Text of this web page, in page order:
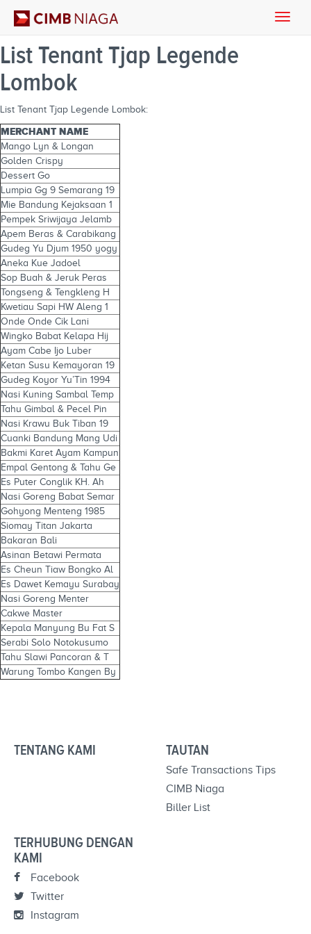
Toggle
List Tenant Tjap Legende
Lombok
List Tenant Tjap Legende Lombok:
MERCHANT NAME
Mango Lyn & Longan
Golden Crispy
Dessert Go
Lumpia Gg 9 Semarang 19
Mie Bandung Kejaksaan 1
Pempek Sriwijaya Jelamb
Apem Beras & Carabikang
Gudeg Yu Djum 1950 yogy
Aneka Kue Jadoel
Sop Buah & Jeruk Peras
Tongseng & Tengkleng H
Kwetiau Sapi HW Aleng 1
Onde Onde Cik Lani
Wingko Babat Kelapa Hij
Ayam Cabe Ijo Luber
Ketan Susu Kemayoran 19
Gudeg Koyor Yu’Tin 1994
Nasi Kuning Sambal Temp
Tahu Gimbal & Pecel Pin
Nasi Krawu Buk Tiban 19
Cuanki Bandung Mang Udi
Bakmi Karet Ayam Kampun
Empal Gentong & Tahu Ge
Es Puter Conglik KH. Ah
Nasi Goreng Babat Semar
Gohyong Menteng 1985
Siomay Titan Jakarta
Bakaran Bali
Asinan Betawi Permata
Es Cheun Tiaw Bongko Al
Es Dawet Kemayu Surabay
Nasi Goreng Menter
Cakwe Master
Kepala Manyung Bu Fat S
Serabi Solo Notokusumo
Tahu Slawi Pancoran & T
Warung Tombo Kangen By
TENTANG KAMI TAUTAN
Safe Transactions Tips
CIMB Niaga
Biller List
TERHUBUNG DENGAN
KAMI
Facebook
Twitter
Instagram